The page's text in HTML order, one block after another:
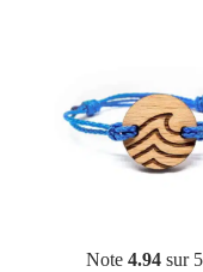
Note 4.94sur 5